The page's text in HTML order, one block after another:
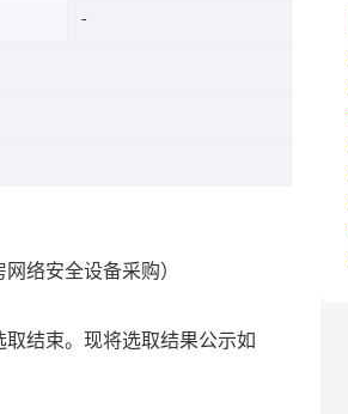
络安全设备采购）
结束。现将选取结果公示如